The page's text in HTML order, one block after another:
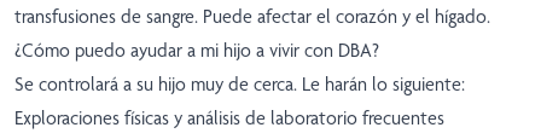
transfusiones de sangre. Puede afectar el corazón y el hígado.
¿Cómo puedo ayudar a mi hijo a vivir con DBA?
Se controlará a su hijo muy de cerca. Le harán lo siguiente:
Exploraciones físicas y análisis de laboratorio frecuentes